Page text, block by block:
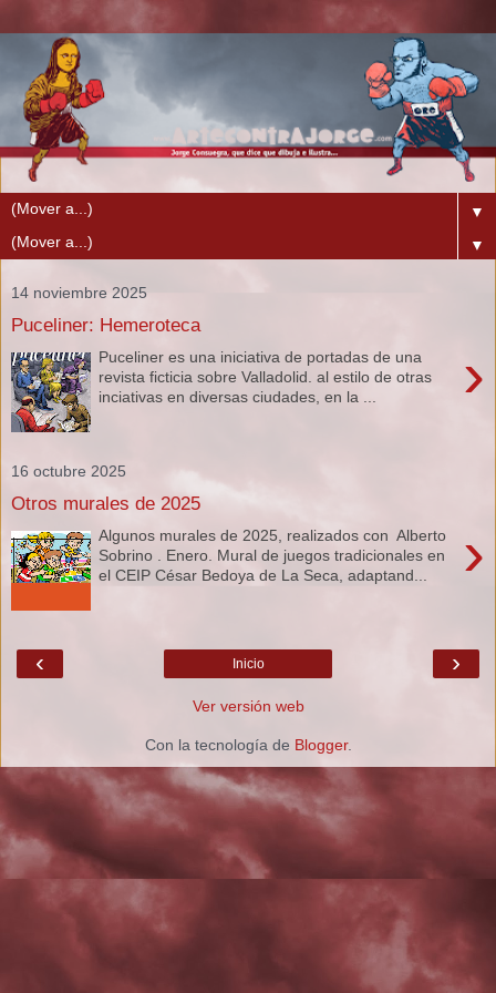
▼
▼
14 noviembre 2025
Puceliner: Hemeroteca
›
Puceliner es una iniciativa de portadas de una
revista ficticia sobre Valladolid. al estilo de otras
inciativas en diversas ciudades, en la ...
16 octubre 2025
Otros murales de 2025
›
Algunos murales de 2025, realizados con Alberto
Sobrino . Enero. Mural de juegos tradicionales en
el CEIP César Bedoya de La Seca, adaptand...
‹ ›
Inicio
Ver versión web
Con la tecnología de Blogger.